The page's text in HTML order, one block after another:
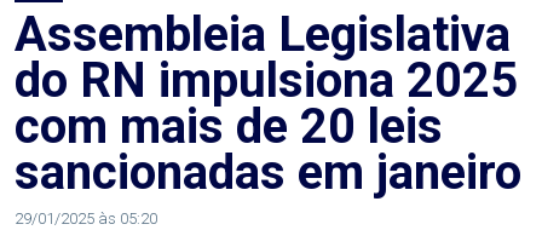
ALEGRIA
ALRN
ANIVERSARIANTE
ARTICULAÇÃO
Assembleia Legislativa
do RN impulsiona 2025
com mais de 20 leis
sancionadas em janeiro
29/01/2025 às 05:20